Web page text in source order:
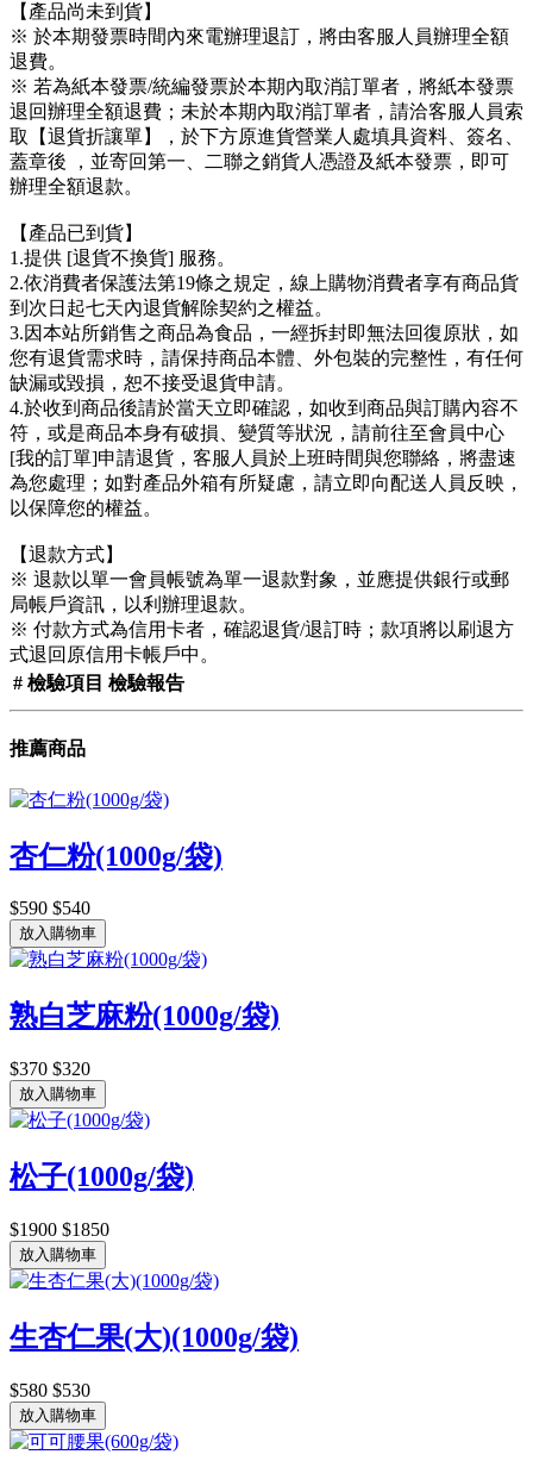
【產品尚未到貨】
※ 於本期發票時間內來電辦理退訂，將由客服人員辦理全額
退費。
※ 若為紙本發票/統編發票於本期內取消訂單者，將紙本發票
退回辦理全額退費；未於本期內取消訂單者，請洽客服人員索
取【退貨折讓單】，於下方原進貨營業人處填具資料、簽名、
蓋章後 ，並寄回第一、二聯之銷貨人憑證及紙本發票，即可
辦理全額退款。
【產品已到貨】
1.提供 [退貨不換貨] 服務。
2.依消費者保護法第19條之規定，線上購物消費者享有商品貨
到次日起七天內退貨解除契約之權益。
3.因本站所銷售之商品為食品，一經拆封即無法回復原狀，如
您有退貨需求時，請保持商品本體、外包裝的完整性，有任何
缺漏或毀損，恕不接受退貨申請。
4.於收到商品後請於當天立即確認，如收到商品與訂購內容不
符，或是商品本身有破損、變質等狀況，請前往至會員中心
[我的訂單]申請退貨，客服人員於上班時間與您聯絡，將盡速
為您處理；如對產品外箱有所疑慮，請立即向配送人員反映，
以保障您的權益。
【退款方式】
※ 退款以單一會員帳號為單一退款對象，並應提供銀行或郵
局帳戶資訊，以利辦理退款。
※ 付款方式為信用卡者，確認退貨/退訂時；款項將以刷退方
式退回原信用卡帳戶中。
# 檢驗項目 檢驗報告
推薦商品
杏仁粉(1000g/袋)
$590 $540
放入購物車
熟白芝麻粉(1000g/袋)
$370 $320
放入購物車
松子(1000g/袋)
$1900 $1850
放入購物車
生杏仁果(大)(1000g/袋)
$580 $530
放入購物車